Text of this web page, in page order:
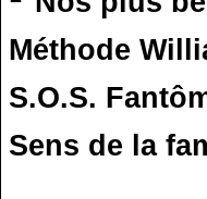
Méthode
S.O.S.
Sens de la